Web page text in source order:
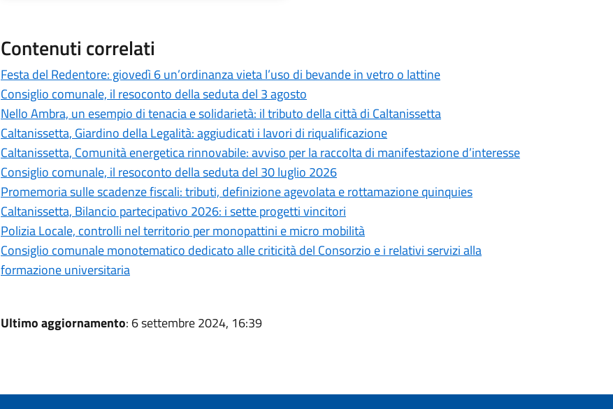
Contenuti correlati
Festa del Redentore: giovedì 6 un’ordinanza vieta l’uso di bevande in vetro o lattine
Consiglio comunale, il resoconto della seduta del 3 agosto
Nello Ambra, un esempio di tenacia e solidarietà: il tributo della città di Caltanissetta
Caltanissetta, Giardino della Legalità: aggiudicati i lavori di riqualificazione
Caltanissetta, Comunità energetica rinnovabile: avviso per la raccolta di manifestazione d’interesse
Consiglio comunale, il resoconto della seduta del 30 luglio 2026
Promemoria sulle scadenze fiscali: tributi, definizione agevolata e rottamazione quinquies
Caltanissetta, Bilancio partecipativo 2026: i sette progetti vincitori
Polizia Locale, controlli nel territorio per monopattini e micro mobilità
Consiglio comunale monotematico dedicato alle criticità del Consorzio e i relativi servizi alla
formazione universitaria
Ultimo aggiornamento: 6 settembre 2024, 16:39